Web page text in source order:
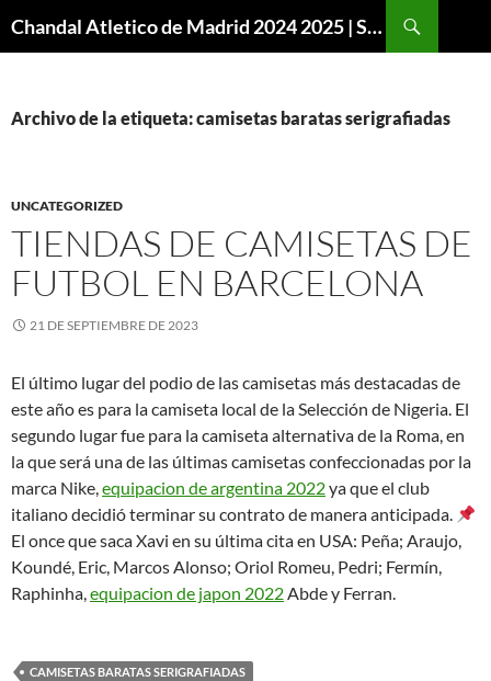
Chandal Atletico de Madrid 2024 2025 | SuperVigo
Archivo de la etiqueta: camisetas baratas serigrafiadas
UNCATEGORIZED
TIENDAS DE CAMISETAS DE
FUTBOL EN BARCELONA
21 DE SEPTIEMBRE DE 2023
El último lugar del podio de las camisetas más destacadas de
este año es para la camiseta local de la Selección de Nigeria. El
segundo lugar fue para la camiseta alternativa de la Roma, en
la que será una de las últimas camisetas confeccionadas por la
marca Nike,equipacion de argentina 2022ya que el club
italiano decidió terminar su contrato de manera anticipada.
El once que saca Xavi en su última cita en USA: Peña; Araujo,
Koundé, Eric, Marcos Alonso; Oriol Romeu, Pedri; Fermín,
Raphinha,equipacion de japon 2022Abde y Ferran.
CAMISETAS BARATAS SERIGRAFIADAS